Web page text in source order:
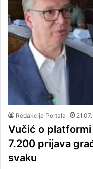
Redakcija Portala
Vučić o platformi
7.200 prijava
svaku